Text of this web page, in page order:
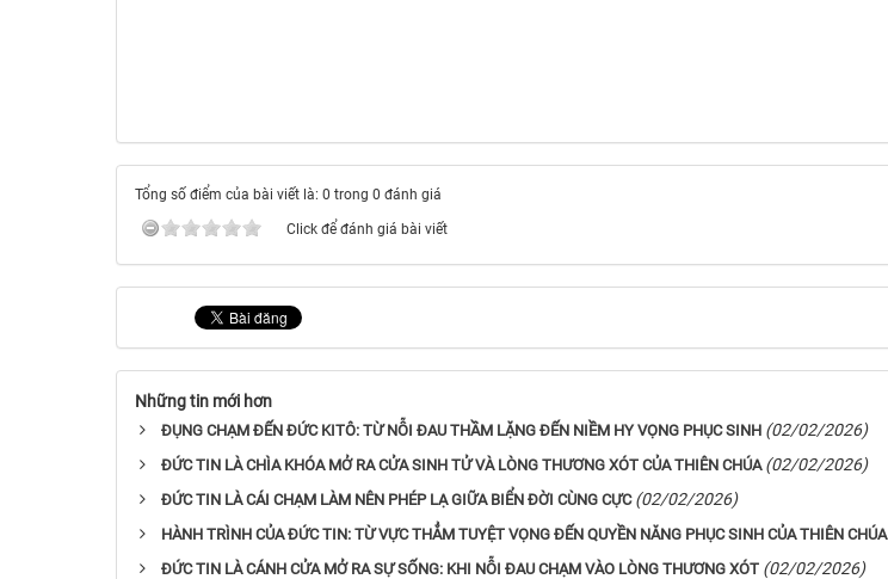
Tổng số điểm của bài viết là: 0 trong 0 đánh giá
Click để đánh giá bài viết
Những tin mới hơn
ĐỤNG CHẠM ĐẾN ĐỨC KITÔ: TỪ NỖI ĐAU THẦM LẶNG ĐẾN NIỀM HY VỌNG PHỤC SINH (02/02/2026)
ĐỨC TIN LÀ CHÌA KHÓA MỞ RA CỬA SINH TỬ VÀ LÒNG THƯƠNG XÓT CỦA THIÊN CHÚA (02/02/2026)
ĐỨC TIN LÀ CÁI CHẠM LÀM NÊN PHÉP LẠ GIỮA BIỂN ĐỜI CÙNG CỰC (02/02/2026)
HÀNH TRÌNH CỦA ĐỨC TIN: TỪ VỰC THẲM TUYỆT VỌNG ĐẾN QUYỀN NĂNG PHỤC SINH CỦA THIÊN CHÚA
ĐỨC TIN LÀ CÁNH CỬA MỞ RA SỰ SỐNG: KHI NỖI ĐAU CHẠM VÀO LÒNG THƯƠNG XÓT (02/02/2026)